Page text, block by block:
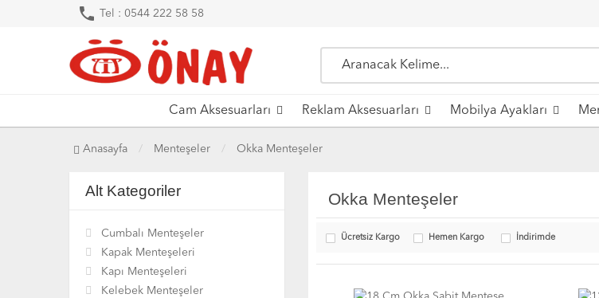
phone Tel : 0544 222 58 58
Cam Aksesuarları Reklam Aksesuarları Mobilya Ayakları
Anasayfa Menteşeler Okka Menteşeler
Alt Kategoriler
Cumbalı Menteşeler
Kapak Menteşeleri
Kapı Menteşeleri
Kelebek Menteşeler
Okka Menteşeler
Ücretsiz Kargo Hemen Kargo İndirimde